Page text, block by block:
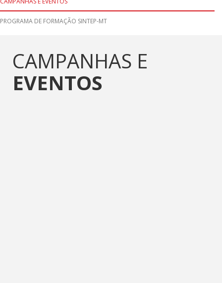
PROGRAMA DE FORMAÇÃO SINTEP-MT
CAMPANHAS E
EVENTOS